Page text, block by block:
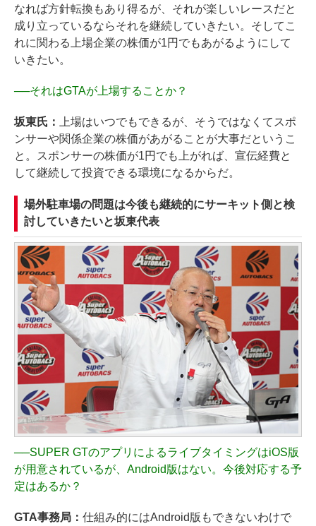
なれば方針転換もあり得るが、それが楽しいレースだと
成り立っているならそれを継続していきたい。そしてこ
れに関わる上場企業の株価が1円でもあがるようにして
いきたい。
──それはGTAが上場することか？
坂東氏：
上場はいつでもできるが、そうではなくてスポ
ンサーや関係企業の株価があがることが大事だというこ
と。スポンサーの株価が1円でも上がれば、宣伝経費と
して継続して投資できる環境になるからだ。
場外駐車場の問題は今後も継続的にサーキット側と検
討していきたいと坂東代表
──SUPER GTのアプリによるライブタイミングはiOS版
が用意されているが、Android版はない。今後対応する予
定はあるか？
GTA事務局： 仕組み的にはAndroid版もできないわけで